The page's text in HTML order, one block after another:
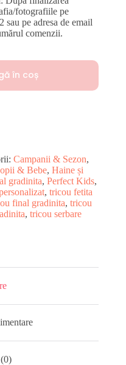
fotografiile pe
pe adresa de email
comenzii.
în coș
Campanii & Sezon,
& Bebe, Haine și
gradinita, Perfect Kids,
, tricou fetita
final gradinita, tricou
, tricou serbare